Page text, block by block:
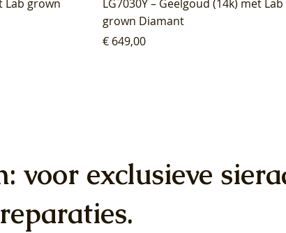
Lab grown
LG7030Y – Geelgoud (14k) met Lab
grown Diamant
Prijs
€ 649,00
voor exclusieve